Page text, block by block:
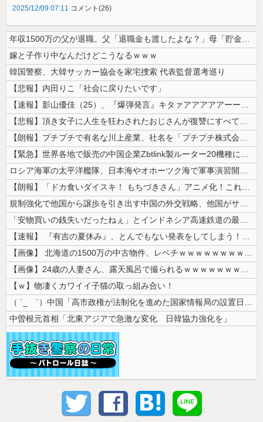
2025/12/09 07:11 コメント(26)
年収1500万の父が退職。父「退職金も渡したよな？」母「貯金なんてない...
嫁と子作り中なんだけどこうなるｗｗｗ
韓国警察、大韓サッカー協会を家宅捜索 代表監督選考巡り
【悲報】内田りこ「社会に戻りたいです」
【速報】影山優佳（25）、『爆弾発言』キタァアアアアアーーーーー！！
【悲報】頂き女子に人生を狂わされたおじさんが復讐にすべてを捧げるヱロゲ...
【朗報】プチプチで有名な川上産業、社名を「プチプチ株式会社」に変更ww...
【緊急】世界各地で販売の中国企業Zbtlink製ルーター20機種にバッ...
ロシア海軍の太平洋艦隊、日本海やオホーツク海で軍事演習開始…ウクライナ...
【朗報】「ドカ食いダイスキ！ もちづきさん」アニメ化！これも露悪漫画な...
規制強化で他国から譲歩を引き出す中国の外交戦略、他国がサプライチェーン...
「安物買いの銭失いだったねぇ」とインドネシア高速鉄道の最終処分に日本側...
【速報】 『有吉の夏休み』、とんでもない発表をしてしまう！！！！！
【画像】 北海道の1500万の中古物件、レベチｗｗｗｗｗｗｗｗｗｗｗｗ...
【画像】24歳の人妻さん、露天風呂で撮られるｗｗｗｗｗｗｗｗｗｗｗｗ...
【ｗ】物凄くカワイイ子猫の取っ組み合い！
（ ´_ゝ`）中国「高市政権が法制化を進めた国家情報局の設置日が7月3...
中曽根元首相「北東アジアで急激な変化 日韓協力強化を」